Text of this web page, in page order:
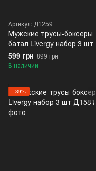
Артикул: Д1259
Мужские трусы-боксеры
батал Livergy набор 3 шт
599 грн 899 грн
В наличии
−39%